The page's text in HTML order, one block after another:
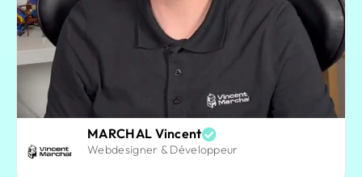
MARCHAL Vincent
Webdesigner & Développeur